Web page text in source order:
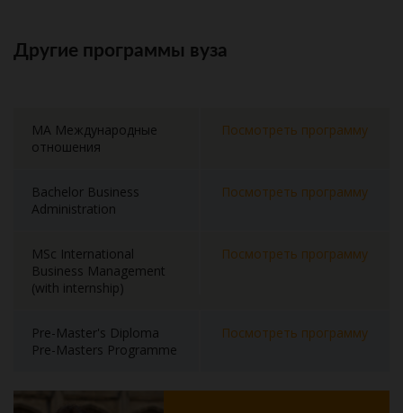
Другие программы вуза
MA Международные
отношения
Посмотреть программу
Bachelor Business
Administration
Посмотреть программу
MSc International
Business Management
(with internship)
Посмотреть программу
Pre-Master's Diploma
Pre-Masters Programme
Посмотреть программу